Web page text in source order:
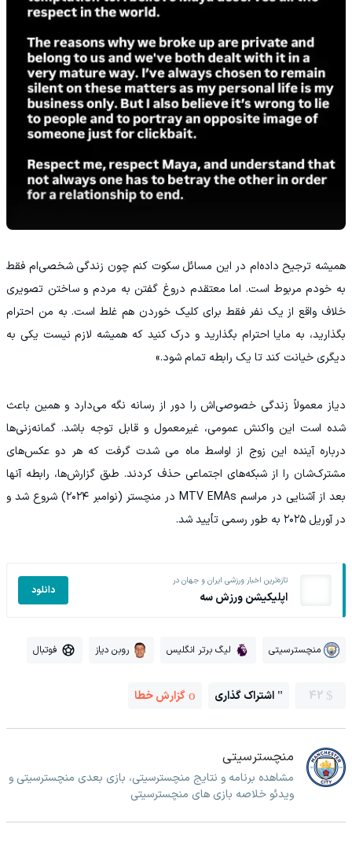
همیشه ترجیح داده‌ام در این مسائل سکوت کنم چون زندگی شخصی‌ام فقط
به خودم مربوط است. اما معتقدم دروغ گفتن به مردم و ساختن تصویری
خلاف واقع از یک نفر فقط برای کلیک‌ خوردن هم غلط است. به من احترام
بگذارید، به مایا احترام بگذارید و درک کنید که همیشه لازم نیست یکی به
دیگری خیانت کند تا یک رابطه تمام شود.»
دیاز معمولاً زندگی خصوصی‌اش را دور از رسانه نگه می‌دارد و همین باعث
شده است این واکنش عمومی، غیرمعمول و قابل‌ توجه باشد. گمانه‌زنی‌ها
درباره آینده این زوج از اواسط ماه می شدت گرفت که هر دو عکس‌های
مشترک‌شان را از شبکه‌های اجتماعی حذف کردند. طبق گزارش‌ها، رابطه آنها
بعد از آشنایی در مراسم MTV EMAs در منچستر (نوامبر ۲۰۲۴) شروع شد و
در آوریل ۲۰۲۵ به‌ طور رسمی تأیید شد.
تازه‌ترین اخبار ورزشی ایران و جهان در
اپلیکیشن ورزش سه دانلود
منچسترسیتی لیگ برتر انگلیس روبن دیاز فوتبال
42 اشتراک گذاری گزارش خطا
منچسترسیتی
مشاهده برنامه و نتایج منچسترسیتی، بازی بعدی منچسترسیتی و
ویدئو خلاصه بازی های منچسترسیتی